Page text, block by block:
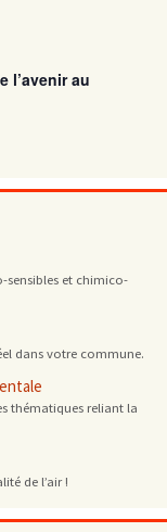
l’avenir au
sensibles et chimico-
dans votre commune.
thématiques reliant la
de l’air !